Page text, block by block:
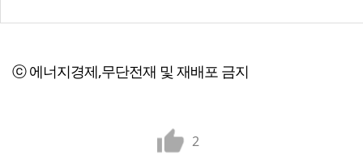
ⓒ 에너지경제,무단전재 및 재배포 금지
2